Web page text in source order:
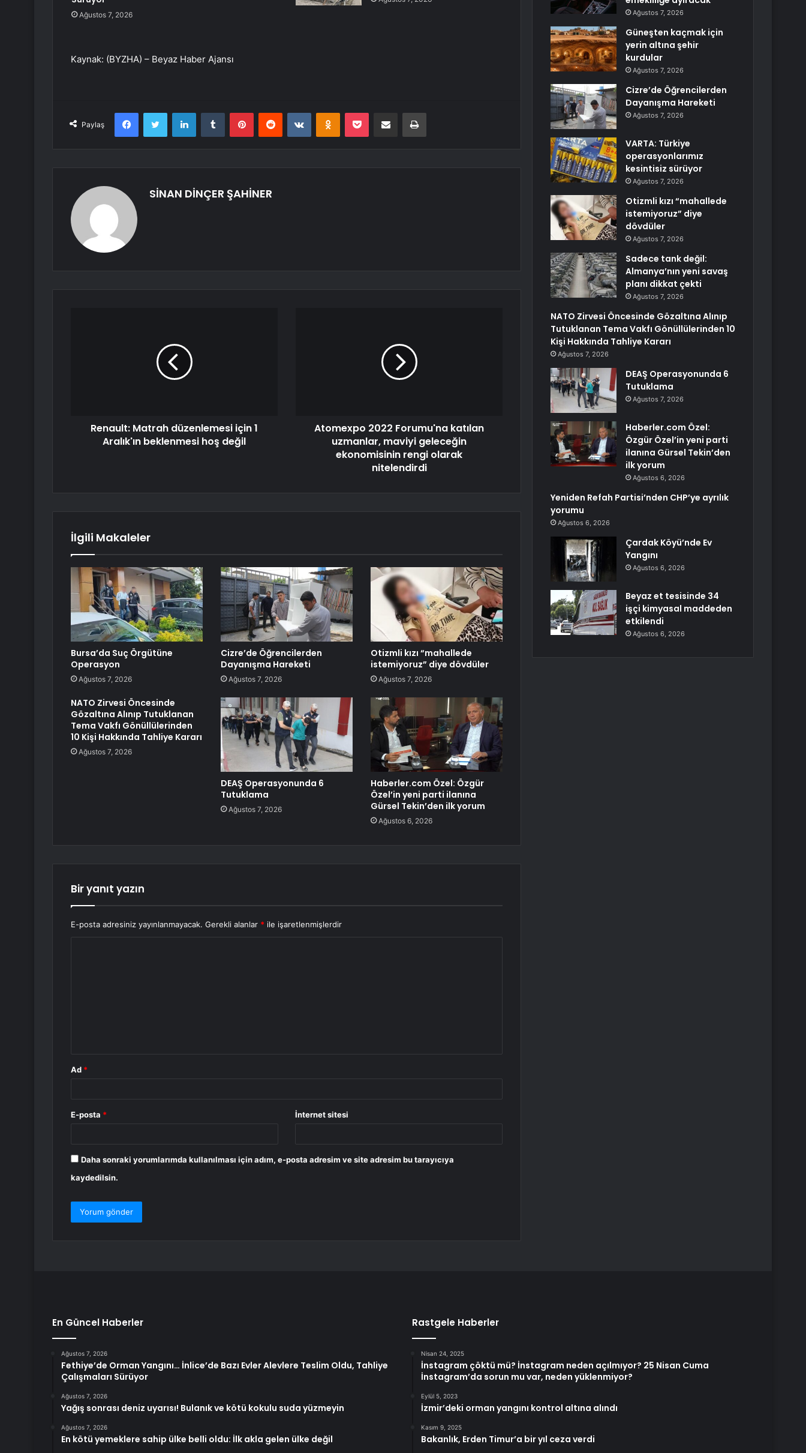
Ağustos 7, 2026
Kaynak: (BYZHA) – Beyaz Haber Ajansı
Paylaş
FacebookTwitter LinkedInTumblr PinterestReddit VKontakteOdnoklassniki
Pocket E-Posta ile paylaş Yazdır
SİNAN DİNÇER ŞAHİNER
Renault: Matrah düzenlemesi için 1
Aralık'ın beklenmesi hoş değil
Atomexpo 2022 Forumu'na katılan
uzmanlar, maviyi geleceğin
ekonomisinin rengi olarak
nitelendirdi
İlgili Makaleler
Bursa’da Suç Örgütüne
Operasyon
Ağustos 7, 2026
Cizre’de Öğrencilerden
Dayanışma Hareketi
Ağustos 7, 2026
Otizmli kızı “mahallede
istemiyoruz” diye dövdüler
Ağustos 7, 2026
NATO Zirvesi Öncesinde
Gözaltına Alınıp Tutuklanan
Tema Vakfı Gönüllülerinden
10 Kişi Hakkında Tahliye Kararı
Ağustos 7, 2026
DEAŞ Operasyonunda 6
Tutuklama
Ağustos 7, 2026
Haberler.com Özel: Özgür
Özel’in yeni parti ilanına
Gürsel Tekin’den ilk yorum
Ağustos 6, 2026
Bir yanıt yazın
E-posta adresiniz yayınlanmayacak. Gerekli alanlar * ile işaretlenmişlerdir
Ad *
E-posta * İnternet sitesi
Daha sonraki yorumlarımda kullanılması için adım, e-posta adresim ve site adresim bu tarayıcıya
kaydedilsin.
Ağustos 7, 2026
Güneşten kaçmak için
yerin altına şehir
kurdular
Ağustos 7, 2026
Cizre’de Öğrencilerden
Dayanışma Hareketi
Ağustos 7, 2026
VARTA: Türkiye
operasyonlarımız
kesintisiz sürüyor
Ağustos 7, 2026
Otizmli kızı “mahallede
istemiyoruz” diye
dövdüler
Ağustos 7, 2026
Sadece tank değil:
Almanya’nın yeni savaş
planı dikkat çekti
Ağustos 7, 2026
NATO Zirvesi Öncesinde Gözaltına Alınıp
Tutuklanan Tema Vakfı Gönüllülerinden 10
Kişi Hakkında Tahliye Kararı
Ağustos 7, 2026
DEAŞ Operasyonunda 6
Tutuklama
Ağustos 7, 2026
Haberler.com Özel:
Özgür Özel’in yeni parti
ilanına Gürsel Tekin’den
ilk yorum
Ağustos 6, 2026
Yeniden Refah Partisi’nden CHP’ye ayrılık
yorumu
Ağustos 6, 2026
Çardak Köyü’nde Ev
Yangını
Ağustos 6, 2026
Beyaz et tesisinde 34
işçi kimyasal maddeden
etkilendi
Ağustos 6, 2026
En Güncel Haberler
Ağustos 7, 2026
Fethiye’de Orman Yangını… İnlice’de Bazı Evler Alevlere Teslim Oldu, Tahliye
Çalışmaları Sürüyor
Ağustos 7, 2026
Yağış sonrası deniz uyarısı! Bulanık ve kötü kokulu suda yüzmeyin
Ağustos 7, 2026
En kötü yemeklere sahip ülke belli oldu: İlk akla gelen ülke değil
Rastgele Haberler
Nisan 24, 2025
İnstagram çöktü mü? İnstagram neden açılmıyor? 25 Nisan Cuma
İnstagram’da sorun mu var, neden yüklenmiyor?
Eylül 5, 2023
İzmir’deki orman yangını kontrol altına alındı
Kasım 9, 2025
Bakanlık, Erden Timur’a bir yıl ceza verdi